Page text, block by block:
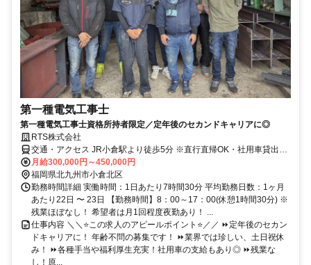
第一種電気工事士
第一種電気工事士資格所持者限定／定年後のセカンドキャリアに◎
RTS株式会社
交通・アクセス JR小倉駅より徒歩5分 ※直行直帰OK・社用車貸出あ
り
月給300,000円～450,000円
福岡県北九州市小倉北区
勤務時間詳細 実働時間：1日あたり7時間30分 平均勤務日数：1ヶ月
あたり22日 〜 23日 【勤務時間】8：00～17：00(休憩1時間30分) ※
残業ほぼなし！ 希望者は月1回程度夜勤あり！ ...
仕事内容 ＼＼⭐この求人のアピールポイント⭐／／ ⏩定年後のセカン
ドキャリアに！ 年齢不問の募集です！ ⏩業界では珍しい、土日祝休
み！ ⏩各種手当や福利厚生充実！社用車の支給もあり◎ ⏩残業な
し！原...